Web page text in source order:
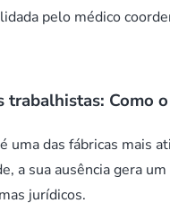
pelo médico
trabalhistas: Como
uma das fábricas mais
a sua ausência gera
jurídicos.